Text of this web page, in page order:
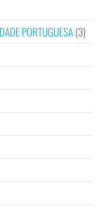
PORTUGUESA(3)